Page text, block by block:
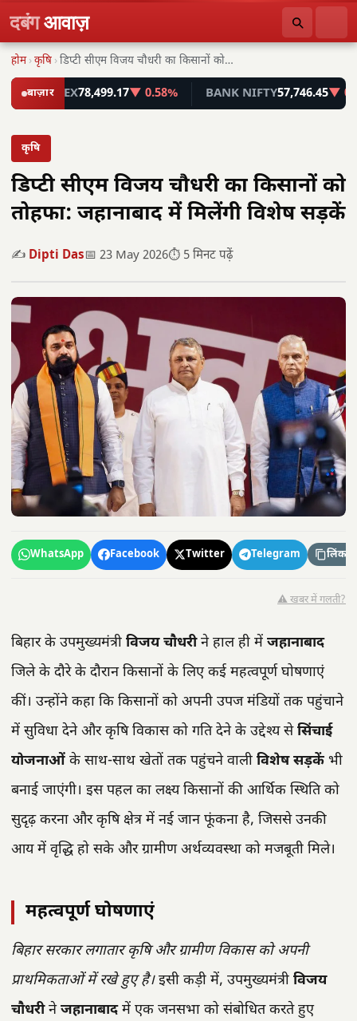
दबंगआवाज़
होम ›कृषि › डिप्टी सीएम विजय चौधरी का किसानों को तोहफा:…
बाज़ार
SENSEX78,499.17▼ 0.58% BANK NIFTY57,746.45▼ 0.55%
कृषि
डिप्टी सीएम विजय चौधरी का किसानों को
तोहफा: जहानाबाद में मिलेंगी विशेष सड़कें
✍️ Dipti Das📅 23 May 2026⏱️ 5 मिनट पढ़ें
WhatsApp Facebook Twitter Telegram लिंक
⚠️ खबर में गलती?
बिहार के उपमुख्यमंत्री विजय चौधरीने हाल ही में जहानाबाद
जिले के दौरे के दौरान किसानों के लिए कई महत्वपूर्ण घोषणाएं
कीं। उन्होंने कहा कि किसानों को अपनी उपज मंडियों तक पहुंचाने
में सुविधा देने और कृषि विकास को गति देने के उद्देश्य सेसिंचाई
योजनाओं के साथ-साथ खेतों तक पहुंचने वाली विशेष सड़कें भी
बनाई जाएंगी। इस पहल का लक्ष्य किसानों की आर्थिक स्थिति को
सुदृढ़ करना और कृषि क्षेत्र में नई जान फूंकना है, जिससे उनकी
आय में वृद्धि हो सके और ग्रामीण अर्थव्यवस्था को मजबूती मिले।
महत्वपूर्ण घोषणाएं
बिहार सरकार लगातार कृषि और ग्रामीण विकास को अपनी
प्राथमिकताओं में रखे हुए है।इसी कड़ी में, उपमुख्यमंत्री विजय
चौधरीनेजहानाबादमें एक जनसभा को संबोधित करते हुए